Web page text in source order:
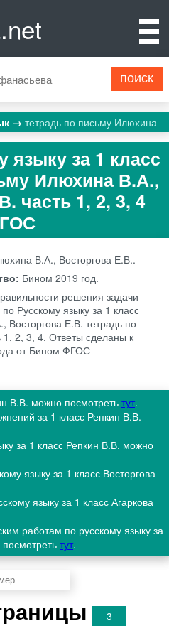
.net
тетрадь по письму Илюхина
языку за 1 класс
Илюхина В.А.,
часть 1, 2, 3, 4
В.А., Восторгова Е.В..
Бином 2019 год.
решения задачи
Русскому языку за 1 класс
Восторгова Е.В. тетрадь по
1, 2, 3, 4. Ответы сделаны к
от Бином ФГОС
В.В. можно посмотреть тут.
за 1 класс Репкин В.В.
за 1 класс Репкин В.В. можно
языку за 1 класс Восторгова
языку за 1 класс Агаркова
работам по русскому языку за
тут.
3